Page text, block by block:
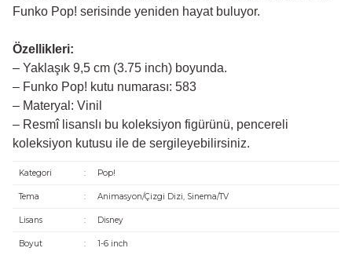
Funko Pop! serisinde yeniden hayat buluyor.
Özellikleri:
– Yaklaşık 9,5 cm (3.75 inch) boyunda.
– Funko Pop! kutu numarası: 583
– Materyal: Vinil
– Resmî lisanslı bu koleksiyon figürünü, pencereli
koleksiyon kutusu ile de sergileyebilirsiniz.
Kategori : Pop!
Tema : Animasyon/Çizgi Dizi, Sinema/TV
Lisans : Disney
Boyut : 1-6 inch